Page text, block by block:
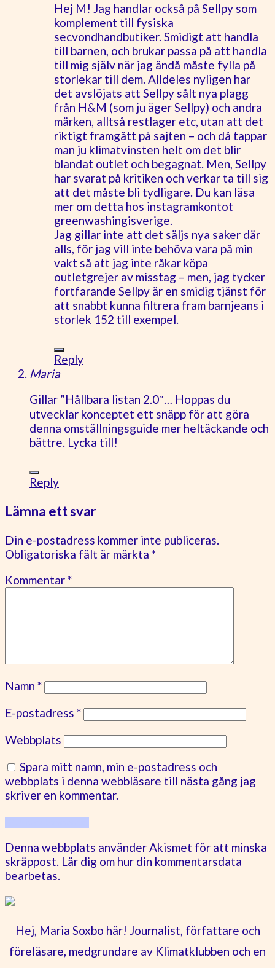
Hej M! Jag handlar också på Sellpy som
komplement till fysiska
secvondhandbutiker. Smidigt att handla
till barnen, och brukar passa på att handla
till mig själv när jag ändå måste fylla på
storlekar till dem. Alldeles nyligen har
det avslöjats att Sellpy sålt nya plagg
från H&M (som ju äger Sellpy) och andra
märken, alltså restlager etc, utan att det
riktigt framgått på sajten – och då tappar
man ju klimatvinsten helt om det blir
blandat outlet och begagnat. Men, Sellpy
har svarat på kritiken och verkar ta till sig
att det måste bli tydligare. Du kan läsa
mer om detta hos instagramkontot
greenwashingisverige.
Jag gillar inte att det säljs nya saker där
alls, för jag vill inte behöva vara på min
vakt så att jag inte råkar köpa
outletgrejer av misstag – men, jag tycker
fortfarande Sellpy är en smidig tjänst för
att snabbt kunna filtrera fram barnjeans i
storlek 152 till exempel.
Reply
Maria
Gillar ”Hållbara listan 2.0″… Hoppas du
utvecklar konceptet ett snäpp för att göra
denna omställningsguide mer heltäckande och
bättre. Lycka till!
Reply
Lämna ett svar
Din e-postadress kommer inte publiceras.
Obligatoriska fält är märkta *
Kommentar*
Namn *
E-postadress *
Webbplats
Spara mitt namn, min e-postadress och
webbplats i denna webbläsare till nästa gång jag
skriver en kommentar.
Denna webbplats använder Akismet för att minska
skräppost. Lär dig om hur din kommentarsdata
bearbetas.
Hej, Maria Soxbo här! Journalist, författare och
föreläsare, medgrundare av Klimatklubben och en